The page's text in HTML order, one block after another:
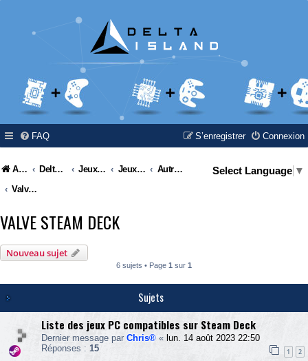
FAQ Connexion
S’enregistrer
Accueil Delta Island Jeux Video Jeux Vidéo & Retrogaming
Autres constructeurs
Valve Steam Deck
Select Language ▼
VALVE STEAM DECK
Nouveau sujet
6 sujets • Page 1 sur 1
Sujets
Liste des jeux PC compatibles sur Steam Deck
Dernier message par Chris® « lun. 14 août 2023 22:50
Réponses : 15 1 2